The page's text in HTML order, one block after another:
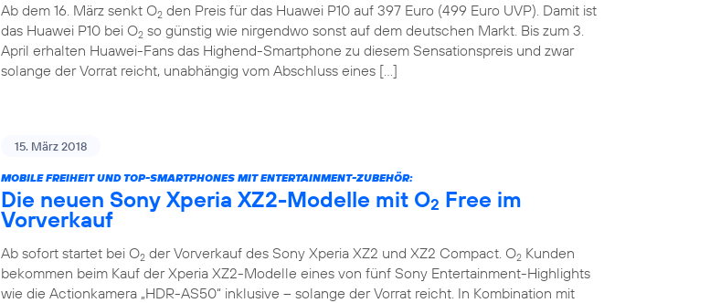
Ab dem 16. März senkt O2 den Preis für das Huawei P10 auf 397 Euro (499 Euro UVP). Damit ist
das Huawei P10 bei O2 so günstig wie nirgendwo sonst auf dem deutschen Markt. Bis zum 3.
April erhalten Huawei-Fans das Highend-Smartphone zu diesem Sensationspreis und zwar
solange der Vorrat reicht, unabhängig vom Abschluss eines […]
15. März 2018
MOBILE FREIHEIT UND TOP-SMARTPHONES MIT ENTERTAINMENT-ZUBEHÖR:
Die neuen Sony Xperia XZ2-Modelle mit O2 Free im
Vorverkauf
Ab sofort startet bei O2 der Vorverkauf des Sony Xperia XZ2 und XZ2 Compact. O2 Kunden
bekommen beim Kauf der Xperia XZ2-Modelle eines von fünf Sony Entertainment-Highlights
wie die Actionkamera „HDR-AS50“ inklusive – solange der Vorrat reicht. In Kombination mit